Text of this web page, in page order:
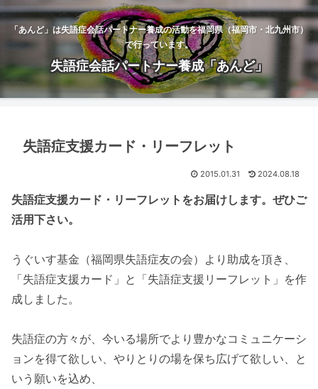
「あんど」は失語症会話パートナー養成の活動を福岡県（福岡市・北九州市）
で行っています。
失語症会話パートナー養成「あんど」
失語症支援カード・リーフレット
2015.01.31 2024.08.18
失語症支援カード・リーフレットをお届けします。ぜひご
活用下さい。
うぐいす基金（福岡県失語症友の会）より助成を頂き、
「失語症支援カード」と「失語症支援リーフレット」を作
成しました。
失語症の方々が、今いる場所でより豊かなコミュニケーシ
ョンを得て欲しい、やりとりの場を保ち広げて欲しい、と
いう願いを込め、